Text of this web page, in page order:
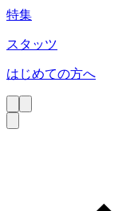
特集
スタッツ
はじめての方へ